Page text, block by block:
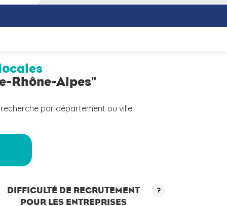
Rhône-Alpes"
par département ou ville :
DIFFICULTÉ DE RECRUTEMENT
POUR LES ENTREPRISES
?